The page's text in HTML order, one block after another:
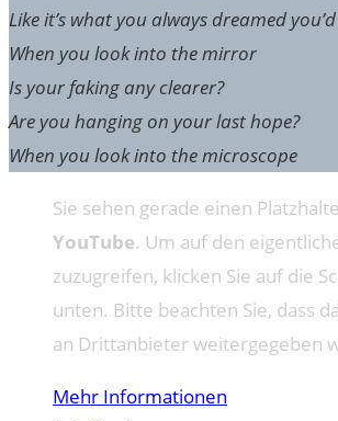
Like it’s what you always dreamed
When you look into the mirror
Is your faking any clearer?
Are you hanging on your last hope?
When you look into the microscope
Sie sehen gerade einen
YouTube. Um auf den
zuzugreifen, klicken Sie auf die
unten. Bitte beachten Sie, dass
an Drittanbieter weitergegeben
Mehr Informationen